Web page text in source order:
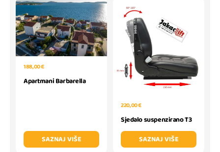
188,00 €
Apartmani Barbarella
SAZNAJ VIŠE
220,00 €
Sjedalo suspenzirano T3
SAZNAJ VIŠE